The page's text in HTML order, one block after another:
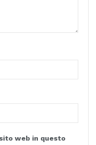
web in questo